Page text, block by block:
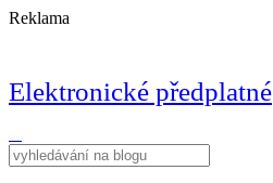
Reklama
Elektronické předplatné